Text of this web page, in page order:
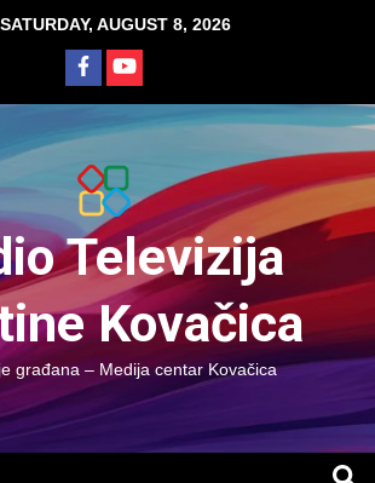
AUGUST 8, 2026
Televizija
Kovačica
građana – Medija centar Kovačica